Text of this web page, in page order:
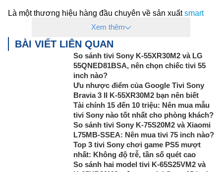
Là một thương hiệu hàng đầu chuyên về sản xuấtsmart
, Sony luôn mang đến cho người dùng những sản
phẩm tivi thông minh với chất lượng tốt nhất.
Đến ngày nay, Sony đã đạt được những thành công nhất
định. Hãng luôn thể hiện được chất riêng một cách mạnh
mẽ và ấn tượng. Điển hình cho điều này là các dòng
với màn hình siêu mỏng, thiết kế tinh tế và hiện đại.
Tivi Sony 43 inch, 4kthường được sản
xuất tại Malaysia, cùng chế độ bảo hành chính hãng 24
tháng cho toàn bộ sản phẩm và 12 tháng cho điều khiển từ
2. Đặc điểm nổi bật củaTivi Sony 43 inch,
Xem thêm
BÀI VIẾT LIÊN QUAN
So sánh tivi Sony K-55XR30M2 và LG
55QNED81BSA, nên chọn chiếc tivi 55
inch nào?
Ưu nhược điểm của Google Tivi Sony
Bravia 3 II K-55XR30M2 bạn nên biết
Tài chính 15 đến 10 triệu: Nên mua mẫu
tivi Sony nào tốt nhất cho phòng khách?
So sánh tivi Sony K-75S20M2 và Xiaomi
L75MB-SSEA: Nên mua tivi 75 inch nào?
Top 3 tivi Sony chơi game PS5 mượt
nhất: Không độ trễ, tần số quét cao
So sánh hai model tivi K-65S25VM2 và